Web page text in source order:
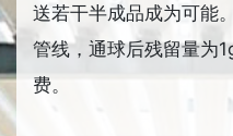
送若干半成品成为可能
管线，通球后残留量为
费。